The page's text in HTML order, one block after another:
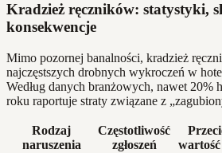
Kradzież ręczników: statystyki,
konsekwencje
Mimo pozornej banalności, kradzież
najczęstszych drobnych wykroczeń w
Według danych branżowych, nawet 20%
roku raportuje straty związane z
Rodzaj
naruszenia
Częstotliwość
zgłoszeń